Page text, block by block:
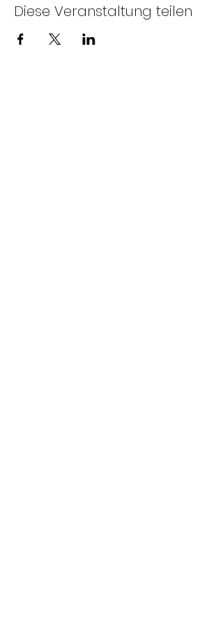
Diese Veranstaltung teilen